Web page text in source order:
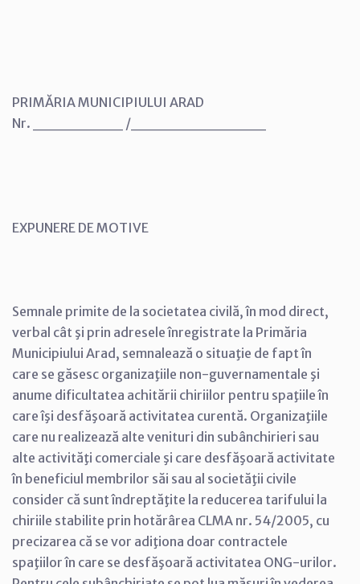
PRIMĂRIA MUNICIPIULUI ARAD
Nr. ________ /____________
EXPUNERE DE MOTIVE
Semnale primite de la societatea civilă, în mod direct,
verbal cât şi prin adresele înregistrate la Primăria
Municipiului Arad, semnalează o situaţie de fapt în
care se găsesc organizaţiile non-guvernamentale şi
anume dificultatea achitării chiriilor pentru spaţiile în
care îşi desfăşoară activitatea curentă. Organizaţiile
care nu realizează alte venituri din subânchirieri sau
alte activităţi comerciale şi care desfăşoară activitate
în beneficiul membrilor săi sau al societăţii civile
consider că sunt îndreptăţite la reducerea tarifului la
chiriile stabilite prin hotărârea CLMA nr. 54/2005, cu
precizarea că se vor adiţiona doar contractele
spaţiilor în care se desfăşoară activitatea ONG-urilor.